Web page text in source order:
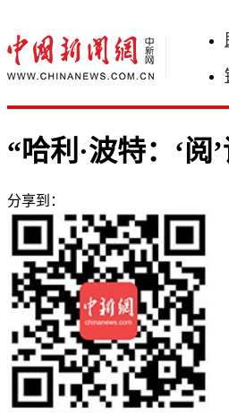
“哈利·波特：‘
分享到：